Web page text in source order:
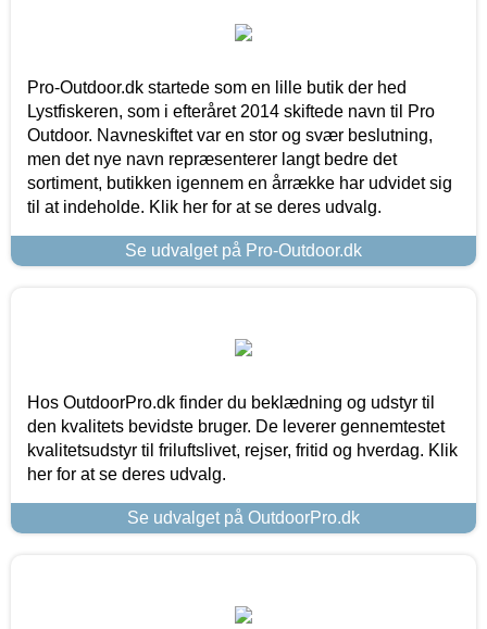
Pro-Outdoor.dk startede som en lille butik der hed
Lystfiskeren, som i efteråret 2014 skiftede navn til Pro
Outdoor. Navneskiftet var en stor og svær beslutning,
men det nye navn repræsenterer langt bedre det
sortiment, butikken igennem en årrække har udvidet sig
til at indeholde. Klik her for at se deres udvalg.
Se udvalget på Pro-Outdoor.dk
Hos OutdoorPro.dk finder du beklædning og udstyr til
den kvalitets bevidste bruger. De leverer gennemtestet
kvalitetsudstyr til friluftslivet, rejser, fritid og hverdag. Klik
her for at se deres udvalg.
Se udvalget på OutdoorPro.dk